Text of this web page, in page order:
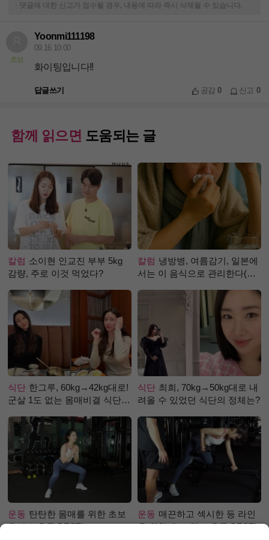
-
댓글에 대한 신고가 접수될 경우, 내용에 따라 즉시 삭제될 수 있습니다.
초보
Yoonmi111198
09.16 10:00
화이팅입니다!!
답글쓰기 공감0 신고 0
함께 읽으면 도움되는 글
칼럼 소이현 인교진 부부 5kg
감량, 주로 이것 먹었다?
칼럼 냉방병, 여름감기, 일본에
서는 이 음식으로 관리한다(생
식단 한그루, 60kg→42kg대로!
군살 1도 없는 몸매비결 식단
식단 최희, 70kg→50kg대로 내
려올 수 있었던 식단의 정체는?
운동 탄탄한 몸매를 위한 초보
유산소 운동 BEST!
운동 매끈하고 섹시한 등 라인
을 위한 초보 헬스 운동 BEST!